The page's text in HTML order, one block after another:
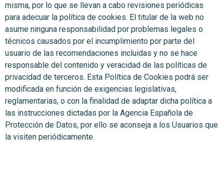
misma, por lo que se llevan a cabo revisiones periódicas
para adecuar la política de cookies. El titular de la web no
asume ninguna responsabilidad por problemas legales o
técnicos causados por el incumplimiento por parte del
usuario de las recomendaciones incluidas y no se hace
responsable del contenido y veracidad de las políticas de
privacidad de terceros. Esta Política de Cookies podrá ser
modificada en función de exigencias legislativas,
reglamentarias, o con la finalidad de adaptar dicha política a
las instrucciones dictadas por la Agencia Española de
Protección de Datos, por ello se aconseja a los Usuarios que
la visiten periódicamente.